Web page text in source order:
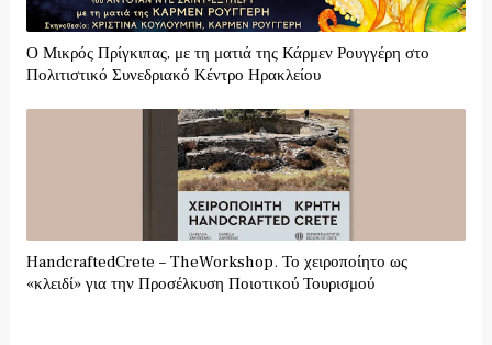
Ο Μικρός Πρίγκιπας, με τη ματιά της Κάρμεν Ρουγγέρη στο
Πολιτιστικό Συνεδριακό Κέντρο Ηρακλείου
HandcraftedCrete – TheWorkshop. Το χειροποίητο ως
«κλειδί» για την Προσέλκυση Ποιοτικού Τουρισμού